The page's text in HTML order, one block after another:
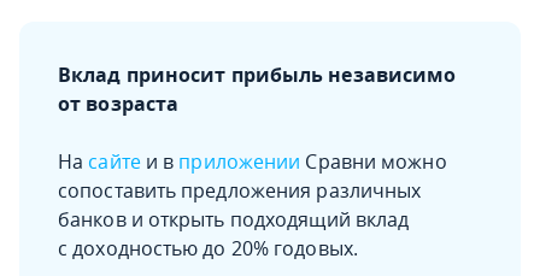
Вклад приносит прибыль независимо
от возраста
На сайтеи в приложении Сравни можно
сопоставить предложения различных
банков и открыть подходящий вклад
с доходностью до 20% годовых.